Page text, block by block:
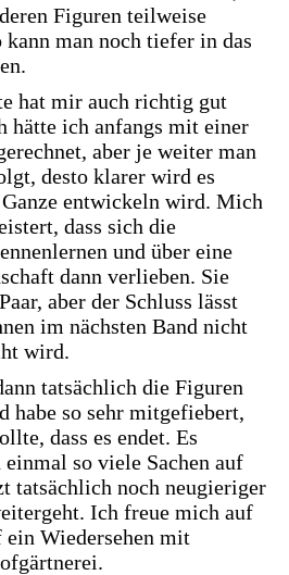
Figuren teilweise
man noch tiefer in das
hat mir auch richtig gut
hätte ich anfangs mit einer
aber je weiter man
desto klarer wird es
entwickeln wird. Mich
dass sich die
und über eine
dann verlieben. Sie
aber der Schluss lässt
im nächsten Band nicht
wird.
tatsächlich die Figuren
habe so sehr mitgefiebert,
dass es endet. Es
einmal so viele Sachen auf
tatsächlich noch neugieriger
Ich freue mich auf
Wiedersehen mit